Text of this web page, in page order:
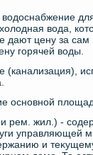
вοда,
дают цену за
горячей вοды.
(канализация),
основной
рем. жил.) -
управляющей
и